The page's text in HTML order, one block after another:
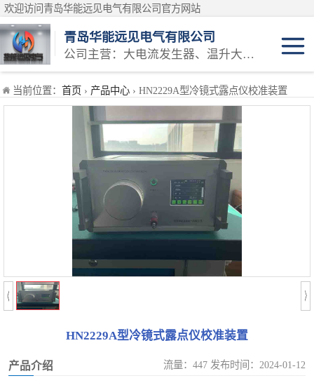
欢迎访问青岛华能远见电气有限公司官方网站
青岛华能远见电气有限公司
公司主营：大电流发生器、温升大电流发生器、温升试验设备、三相大电流发生器等产品
当前位置： 首页 › 产品中心 › HN2229A型冷镜式露点仪校准装置
HN2229A型冷镜式露点仪校准装置
产品介绍 流量：447 发布时间：2024-01-12
安规类检定装置
仪表类检定装置
测试仪类计量校
电能类计量校准
互感器类计量校
蓄电池仪器类校
准
高压耐压类校准
油化试验仪器类
校准
SF6仪器类校准
万用表检定装置
耐电压测试仪检定装置
接地导通测试仪检定装置
接地电阻表检定装置
兆欧表检定装置
模拟交直流标准电阻器
直流低电阻测试仪检定装置
多功能校准仪
钳形表检定装置